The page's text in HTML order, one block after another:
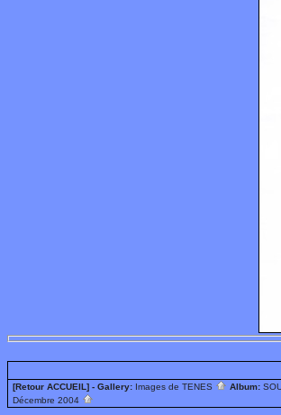
[Retour ACCUEIL] - Gallery: Images de TENES Album:
Décembre 2004